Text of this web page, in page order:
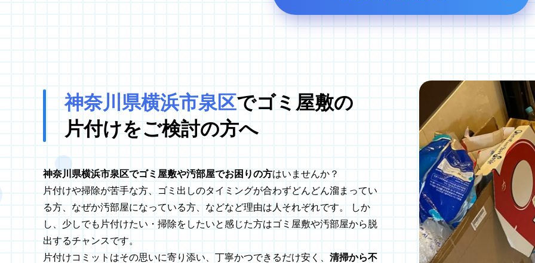
神奈川県横浜市泉区でゴミ屋敷の
片付けをご検討の方へ
神奈川県横浜市泉区でゴミ屋敷や汚部屋でお困りの方はいませんか？
片付けや掃除が苦手な方、ゴミ出しのタイミングが合わずどんどん溜まってい
る方、なぜか汚部屋になっている方、などなど理由は人それぞれです。 しか
し、少しでも片付けたい・掃除をしたいと感じた方はゴミ屋敷や汚部屋から脱
出するチャンスです。
片付けコミットはその思いに寄り添い、丁寧かつできるだけ安く、 清掃から不